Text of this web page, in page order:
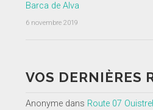
Barca de Alva
6 novembre 2019
VOS DERNIÈRES
Anonymedans Route 07